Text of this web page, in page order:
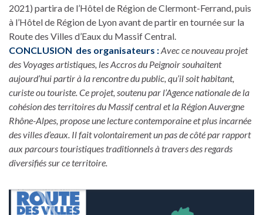
2021) partira de l’Hôtel de Région de Clermont-Ferrand, puis
à l’Hôtel de Région de Lyon avant de partir en tournée sur la
Route des Villes d’Eaux du Massif Central.
CONCLUSION des organisateurs :Avec ce nouveau projet
des Voyages artistiques, les Accros du Peignoir souhaitent
aujourd’hui partir à la rencontre du public, qu’il soit habitant,
curiste ou touriste. Ce projet, soutenu par l’Agence nationale de la
cohésion des territoires du Massif central et la Région Auvergne
Rhône-Alpes, propose une lecture contemporaine et plus incarnée
des villes d’eaux. Il fait volontairement un pas de côté par rapport
aux parcours touristiques traditionnels à travers des regards
diversifiés sur ce territoire.